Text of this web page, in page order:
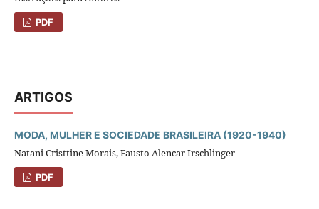
PDF
ARTIGOS
MODA, MULHER E SOCIEDADE BRASILEIRA (1920-1940)
Natani Cristtine Morais, Fausto Alencar Irschlinger
PDF